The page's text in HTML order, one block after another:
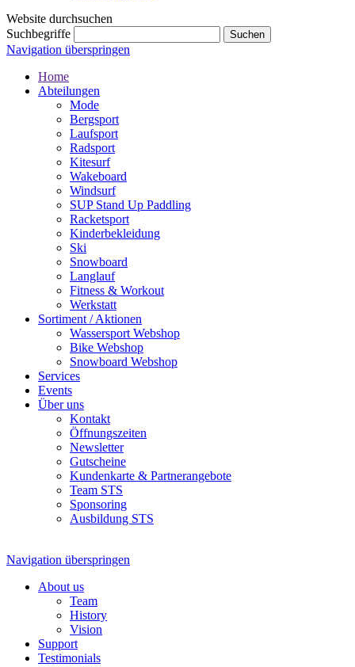
Website durchsuchen
Suchbegriffe
Navigation überspringen
Home
Abteilungen
Mode
Bergsport
Laufsport
Radsport
Kitesurf
Wakeboard
Windsurf
SUP Stand Up Paddling
Racketsport
Kinderbekleidung
Ski
Snowboard
Langlauf
Fitness & Workout
Werkstatt
Sortiment / Aktionen
Wassersport Webshop
Bike Webshop
Snowboard Webshop
Services
Events
Über uns
Kontakt
Öffnungszeiten
Newsletter
Gutscheine
Kundenkarte & Partnerangebote
Team STS
Sponsoring
Ausbildung STS
Navigation überspringen
About us
Team
History
Vision
Support
Testimonials